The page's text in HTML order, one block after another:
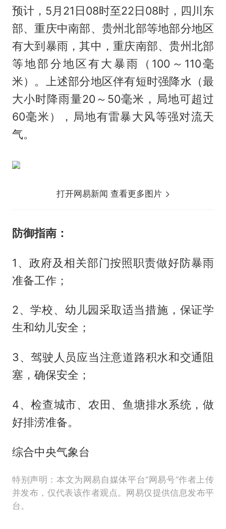
预计，5月21日08时至22日08时，四川东
部、重庆中南部、贵州北部等地部分地区
有大到暴雨，其中，重庆南部、贵州北部
等地部分地区有大暴雨（100～110毫
米）。上述部分地区伴有短时强降水（最
大小时降雨量20～50毫米，局地可超过
60毫米），局地有雷暴大风等强对流天
气。
打开网易新闻 查看更多图片
防御指南：
1、政府及相关部门按照职责做好防暴雨
准备工作；
2、学校、幼儿园采取适当措施，保证学
生和幼儿安全；
3、驾驶人员应当注意道路积水和交通阻
塞，确保安全；
4、检查城市、农田、鱼塘排水系统，做
好排涝准备。
综合中央气象台
特别声明：本文为网易自媒体平台“网易号”作者上传
并发布，仅代表该作者观点。网易仅提供信息发布平
台。